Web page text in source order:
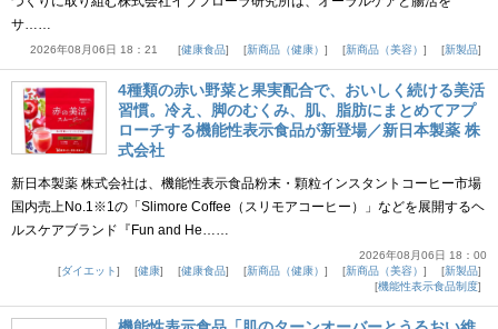
サ……
2026年08月06日 18：21 健康食品 新商品（健康） 新商品（美容） 新製品
4種類の赤い野菜と果実配合で、おいしく続ける美活
習慣。冷え、脚のむくみ、肌、脂肪にまとめてアプ
ローチする機能性表示食品が新登場／新日本製薬 株
式会社
新日本製薬 株式会社は、機能性表示食品粉末・顆粒インスタントコーヒー市場
国内売上No.1※1の「Slimore Coffee（スリモアコーヒー）」などを展開するヘ
ルスケアブランド『Fun and He……
2026年08月06日 18：00
ダイエット
健康 健康食品 新商品（健康） 新商品（美容）
新製品
機能性表示食品制度